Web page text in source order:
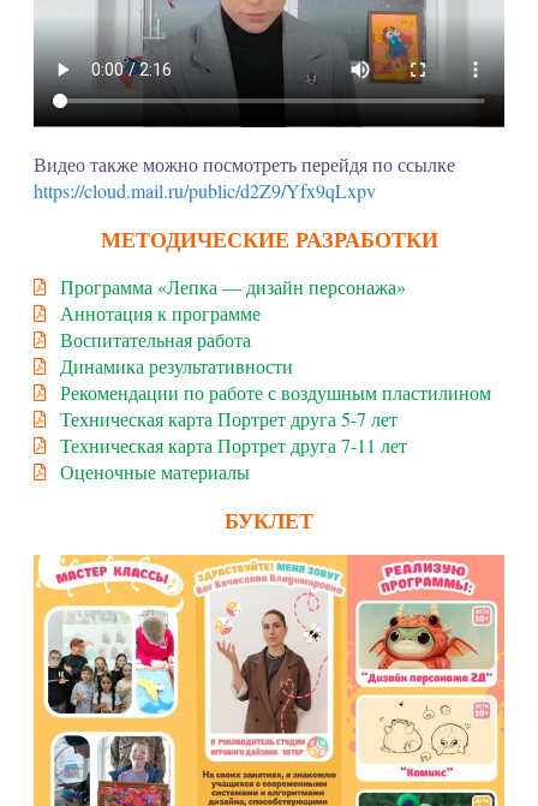
Видео также можно посмотреть перейдя по ссылке
https://cloud.mail.ru/public/d2Z9/Yfx9qLxpv
МЕТОДИЧЕСКИЕ РАЗРАБОТКИ
Программа «Лепка — дизайн персонажа»
Аннотация к программе
Воспитательная работа
Динамика результативности
Рекомендации по работе с воздушным пластилином
Техническая карта Портрет друга 5-7 лет
Техническая карта Портрет друга 7-11 лет
Оценочные материалы
БУКЛЕТ